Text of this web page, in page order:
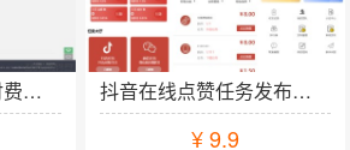
加入购物车
源码素材资源分享付费下载网站源码 thinkphp+mysql框架 抖音在线点赞任务发布接单运营平台PHP网站源码 多个支付通道+分级会员制度
¥9.9